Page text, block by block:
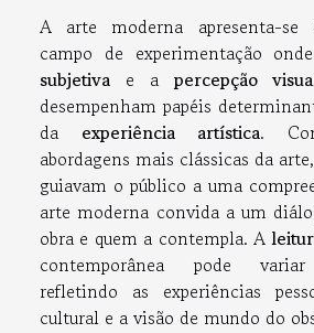
A arte moderna apresenta-
campo de experimentação
subjetiva e a percepção
desempenham papéis
da experiência artística.
abordagens mais clássicas da
guiavam o público a uma
arte moderna convida a um
obra e quem a contempla. A
contemporânea pode variar
refletindo as experiências
cultural e a visão de mundo do